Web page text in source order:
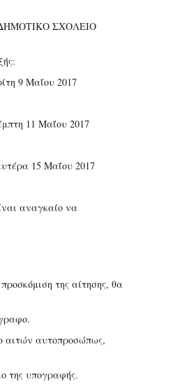
ΔΗΜΟΤΙΚΟ ΣΧΟΛΕΙΟ
9 Μαΐου 2017
11 Μαΐου 2017
15 Μαΐου 2017
αναγκαίο να
της αίτησης, θα
αιτών αυτοπροσώπως,
της υπογραφής.